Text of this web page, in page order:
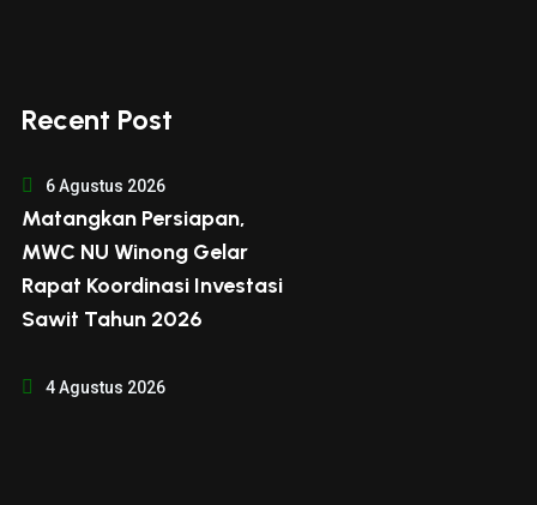
Recent Post
6 Agustus 2026
Matangkan Persiapan,
MWC NU Winong Gelar
Rapat Koordinasi Investasi
Sawit Tahun 2026
4 Agustus 2026